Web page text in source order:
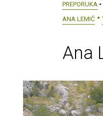
PREPORUKA
ANA LEMIĆ
Ana